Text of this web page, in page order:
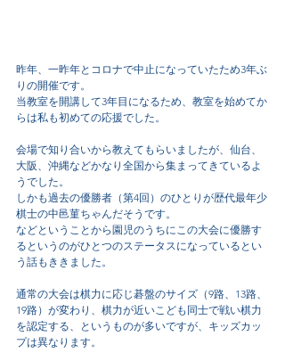
昨年、一昨年とコロナで中止になっていたため3年ぶ
りの開催です。
当教室を開講して3年目になるため、教室を始めてか
らは私も初めての応援でした。
会場で知り合いから教えてもらいましたが、仙台、
大阪、沖縄などかなり全国から集まってきているよ
うでした。
しかも過去の優勝者（第4回）のひとりが歴代最年少
棋士の中邑菫ちゃんだそうです。
などということから園児のうちにこの大会に優勝す
るというのがひとつのステータスになっているとい
う話もききました。
通常の大会は棋力に応じ碁盤のサイズ（9路、13路、
19路）が変わり、棋力が近いこども同士で戦い棋力
を認定する、というものが多いですが、キッズカッ
プは異なります。